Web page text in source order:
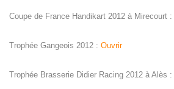
Coupe de France Handikart 2012 à Mirecourt :
Trophée Gangeois 2012 : Ouvrir
Trophée Brasserie Didier Racing 2012 à Alès :